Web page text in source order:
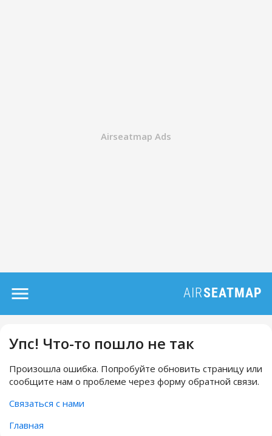
Упс! Что-то пошло не так
Произошла ошибка. Попробуйте обновить страницу или
сообщите нам о проблеме через форму обратной связи.
Связаться с нами
Главная